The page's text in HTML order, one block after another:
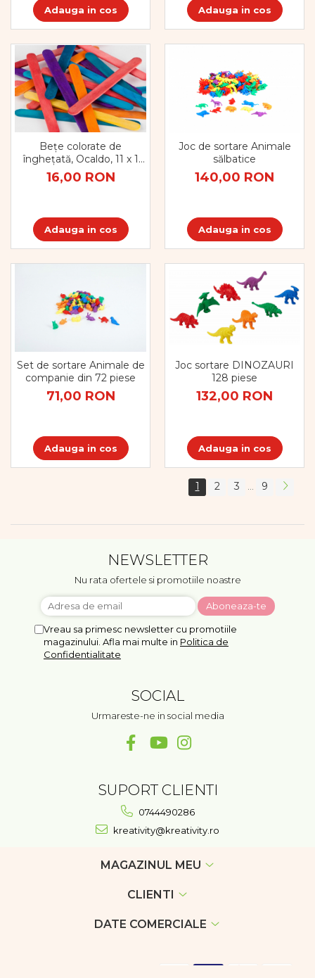
Adauga in cos Adauga in cos
Bețe colorate de
înghețată, Ocaldo, 11 x 1
cm, set de 200 bucăți
16,00 RON
Adauga in cos
Joc de sortare Animale
sălbatice
140,00 RON
Adauga in cos
Set de sortare Animale de
companie din 72 piese
71,00 RON
Adauga in cos
Joc sortare DINOZAURI
128 piese
132,00 RON
Adauga in cos
1 2 3 9
NEWSLETTER
Nu rata ofertele si promotiile noastre
Vreau sa primesc newsletter cu promotiile
magazinului. Afla mai multe in Politica de
Confidentialitate
SOCIAL
Urmareste-ne in social media
SUPORT CLIENTI
0744490286
kreativity@kreativity.ro
MAGAZINUL MEU
CLIENTI
DATE COMERCIALE